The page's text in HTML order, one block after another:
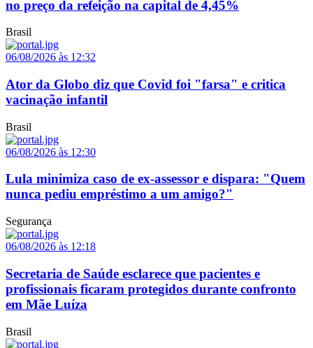
no preço da refeição na capital de 4,45%
Brasil
06/08/2026 às 12:32
Ator da Globo diz que Covid foi "farsa" e critica
vacinação infantil
Brasil
06/08/2026 às 12:30
Lula minimiza caso de ex-assessor e dispara: "Quem
nunca pediu empréstimo a um amigo?"
Segurança
06/08/2026 às 12:18
Secretaria de Saúde esclarece que pacientes e
profissionais ficaram protegidos durante confronto
em Mãe Luíza
Brasil